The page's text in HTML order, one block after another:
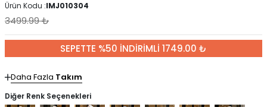
Ürün Kodu :IMJ010304
3499.99₺
SEPETTE %50 İNDİRİMLİ 1749.00 ₺
Daha Fazla Takım
Diğer Renk Seçenekleri